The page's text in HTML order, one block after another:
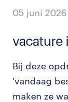
05 juni 2026
Bij deze
'vandaag
maken ze